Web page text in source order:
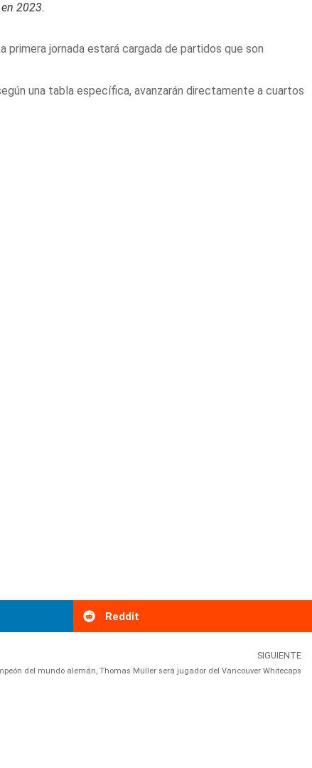
2023.
primera jornada estará cargada de partidos que son
una tabla específica, avanzarán directamente a cuartos
Reddit
SIGUIENTE
del mundo alemán, Thomas Müller será jugador del Vancouver Whitecaps